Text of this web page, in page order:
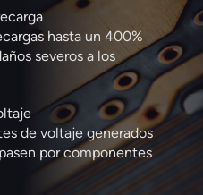
hasta un 400%
severos a los
de voltaje generados
por componentes